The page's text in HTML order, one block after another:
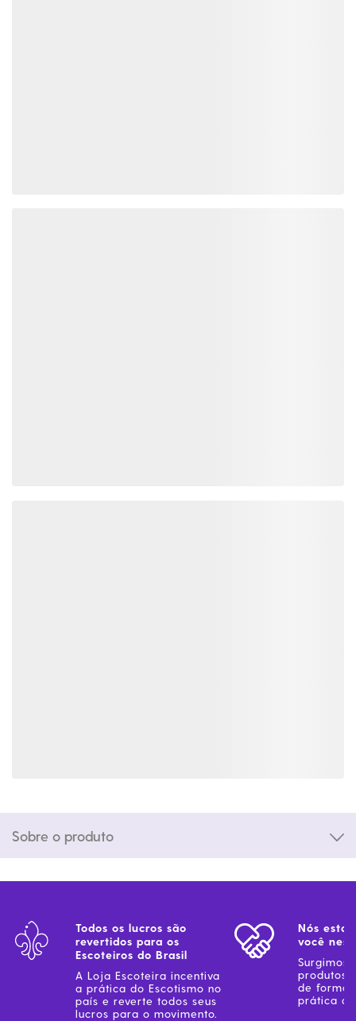
Sobre o produto
Todos os lucros são
revertidos para os
Escoteiros do Brasil
A Loja Escoteira incentiva
a prática do Escotismo no
país e reverte todos seus
lucros para o movimento.
Nós
você
Surgimos
produtos
de forma
prática